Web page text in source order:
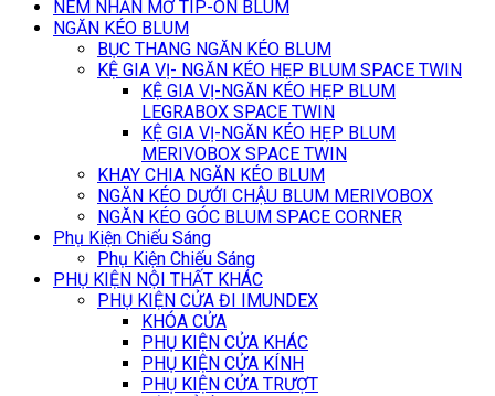
NÊM NHẤN MỞ TIP-ON BLUM
NGĂN KÉO BLUM
BỤC THANG NGĂN KÉO BLUM
KỆ GIA VỊ- NGĂN KÉO HẸP BLUM SPACE TWIN
KỆ GIA VỊ-NGĂN KÉO HẸP BLUM
LEGRABOX SPACE TWIN
KỆ GIA VỊ-NGĂN KÉO HẸP BLUM
MERIVOBOX SPACE TWIN
KHAY CHIA NGĂN KÉO BLUM
NGĂN KÉO DƯỚI CHẬU BLUM MERIVOBOX
NGĂN KÉO GÓC BLUM SPACE CORNER
Phụ Kiện Chiếu Sáng
Phụ Kiện Chiếu Sáng
PHỤ KIỆN NỘI THẤT KHÁC
PHỤ KIỆN CỬA ĐI IMUNDEX
KHÓA CỬA
PHỤ KIỆN CỬA KHÁC
PHỤ KIỆN CỬA KÍNH
PHỤ KIỆN CỬA TRƯỢT